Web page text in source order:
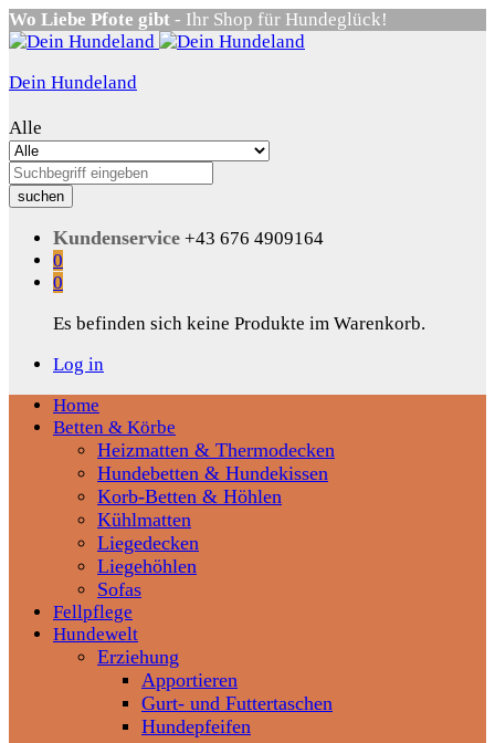
Wo Liebe Pfote gibt - Ihr Shop für Hundeglück!
Dein Hundeland
Alle
suchen
Kundenservice +43 676 4909164
0
0
Es befinden sich keine Produkte im Warenkorb.
Log in
Home
Betten & Körbe
Heizmatten & Thermodecken
Hundebetten & Hundekissen
Korb-Betten & Höhlen
Kühlmatten
Liegedecken
Liegehöhlen
Sofas
Fellpflege
Hundewelt
Erziehung
Apportieren
Gurt- und Futtertaschen
Hundepfeifen